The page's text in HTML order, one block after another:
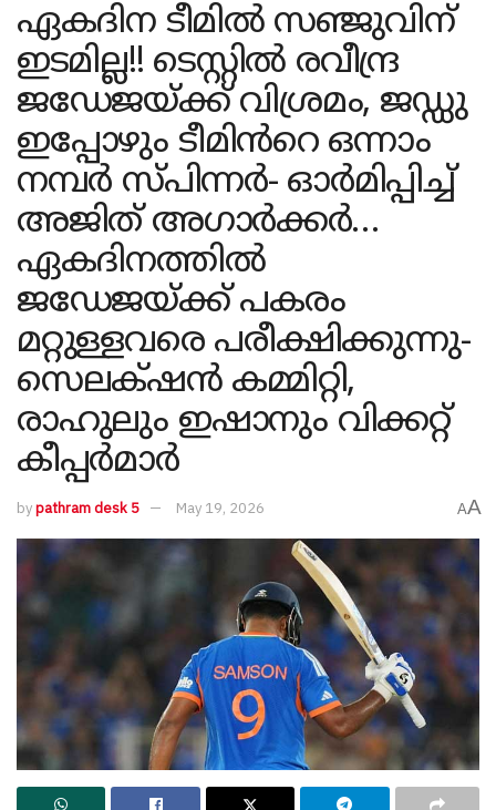
ഏകദിന ടീമിൽ സഞ്ജുവിന്
ഇടമില്ല!! ടെസ്റ്റിൽ രവീന്ദ്ര
ജഡേജയ്ക്ക് വിശ്രമം, ജഡ്ഡു
ഇപ്പോഴും ടീമിൻറെ ഒന്നാം
നമ്പർ സ്‌പിന്നർ- ഓർമിപ്പിച്ച്
അജിത് അഗാർക്കർ…
ഏകദിനത്തിൽ
ജഡേജയ്ക്ക് പകരം
മറ്റുള്ളവരെ പരീക്ഷിക്കുന്നു-
സെലക്‌ഷൻ കമ്മിറ്റി,
രാഹുലും ഇഷാനും വിക്കറ്റ്
കീപ്പർമാർ
bypathram desk 5 May 19, 2026 AA